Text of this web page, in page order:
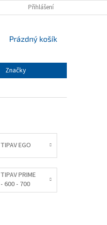
ÚDAJŮ
Přihlášení
NÁKUPNÍ
Prázdný košík
Značky
EGO
PRIME
600 - 700